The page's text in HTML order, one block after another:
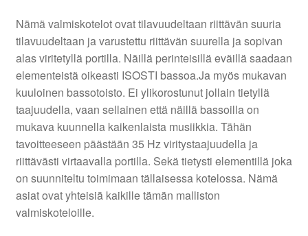
Nämä valmiskotelot ovat tilavuudeltaan riittävän suuria
tilavuudeltaan ja varustettu riittävän suurella ja sopivan
alas viritetyllä portilla. Näillä perinteisillä eväillä saadaan
elementeistä oikeasti ISOSTI bassoa.Ja myös mukavan
kuuloinen bassotoisto. Ei ylikorostunut jollain tietyllä
taajuudella, vaan sellainen että näillä bassoilla on
mukava kuunnella kaikenlaista musiikkia. Tähän
tavoitteeseen päästään 35 Hz viritystaajuudella ja
riittävästi virtaavalla portilla. Sekä tietysti elementillä joka
on suunniteltu toimimaan tällaisessa kotelossa. Nämä
asiat ovat yhteisiä kaikille tämän malliston
valmiskoteloille.